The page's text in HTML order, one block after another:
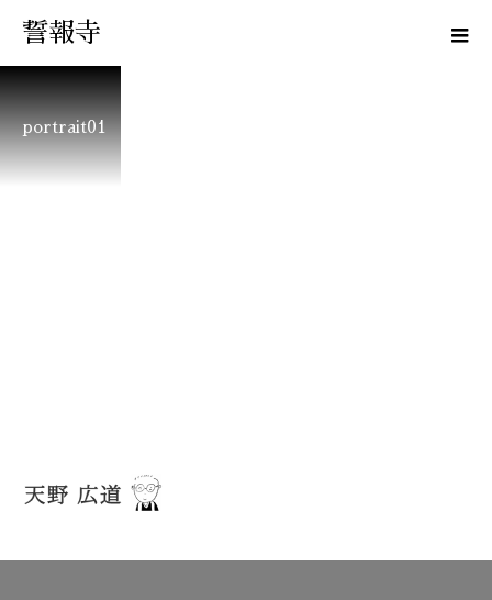
誓報寺
portrait01